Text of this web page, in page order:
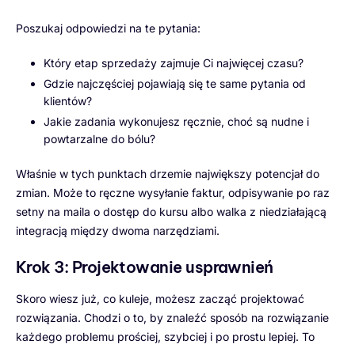
Poszukaj odpowiedzi na te pytania:
Który etap sprzedaży zajmuje Ci najwięcej czasu?
Gdzie najczęściej pojawiają się te same pytania od
klientów?
Jakie zadania wykonujesz ręcznie, choć są nudne i
powtarzalne do bólu?
Właśnie w tych punktach drzemie największy potencjał do
zmian. Może to ręczne wysyłanie faktur, odpisywanie po raz
setny na maila o dostęp do kursu albo walka z niedziałającą
integracją między dwoma narzędziami.
Krok 3: Projektowanie usprawnień
Skoro wiesz już, co kuleje, możesz zacząć projektować
rozwiązania. Chodzi o to, by znaleźć sposób na rozwiązanie
każdego problemu prościej, szybciej i po prostu lepiej. To